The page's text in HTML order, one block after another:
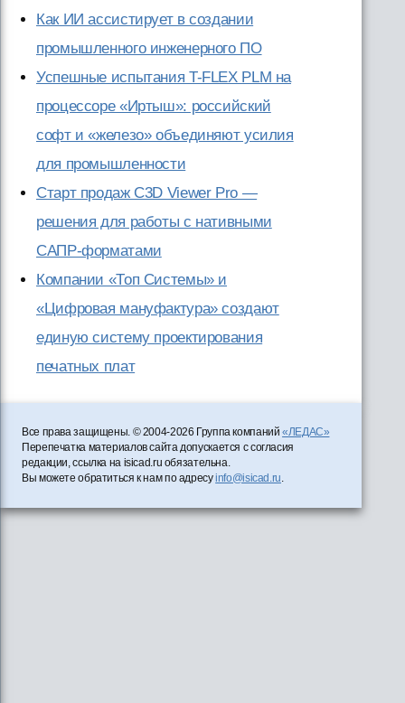
Как ИИ ассистирует в создании
промышленного инженерного ПО
Успешные испытания T-FLEX PLM на
процессоре «Иртыш»: российский
софт и «железо» объединяют усилия
для промышленности
Старт продаж C3D Viewer Pro —
решения для работы с нативными
САПР-форматами
Компании «Топ Системы» и
«Цифровая мануфактура» создают
единую систему проектирования
печатных плат
Все права защищены. © 2004-2026 Группа компаний«ЛЕДАС»
Перепечатка материалов сайта допускается с согласия
редакции, ссылка на isicad.ru обязательна.
Вы можете обратиться к нам по адресуinfo@isicad.ru.